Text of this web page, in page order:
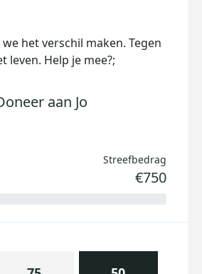
het verschil maken. Tegen
leven. Help je mee?;
aan Jo
Streefbedrag
€750